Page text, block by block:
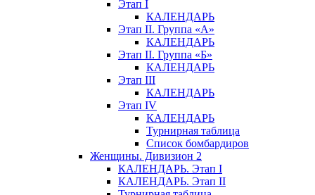
Этап I
КАЛЕНДАРЬ
Этап II. Группа «А»
КАЛЕНДАРЬ
Этап II. Группа «Б»
КАЛЕНДАРЬ
Этап III
КАЛЕНДАРЬ
Этап IV
КАЛЕНДАРЬ
Турнирная таблица
Список бомбардиров
Женщины. Дивизион 2
КАЛЕНДАРЬ. Этап I
КАЛЕНДАРЬ. Этап II